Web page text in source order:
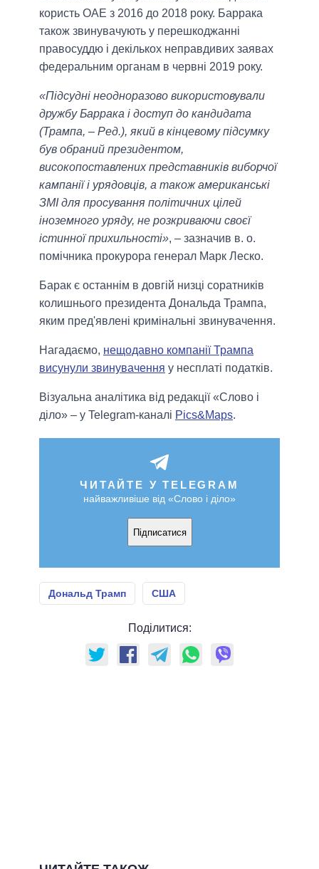
користь ОАЕ з 2016 до 2018 року. Баррака
також звинувачують у перешкоджанні
правосуддю і декількох неправдивих заявах
федеральним органам в червні 2019 року.
«Підсудні неодноразово використовували
дружбу Баррака і доступ до кандидата
(Трампа, – Ред.), який в кінцевому підсумку
був обраний президентом,
високопоставлених представників виборчої
кампанії і урядовців, а також американські
ЗМІ для просування політичних цілей
іноземного уряду, не розкриваючи своєї
істинної прихильності», – зазначив в. о.
помічника прокурора генерал Марк Леско.
Барак є останнім в довгій низці соратників
колишнього президента Дональда Трампа,
яким пред'явлені кримінальні звинувачення.
Нагадаємо, нещодавно компанії Трампа
висунули звинувачення у несплаті податків.
Візуальна аналітика від редакції «Слово і
діло» – у Telegram-каналі Pics&Maps.
ЧИТАЙТЕ У TELEGRAM
найважливіше від «Слово і діло»
Підписатися
Дональд Трамп США
Поділитися: